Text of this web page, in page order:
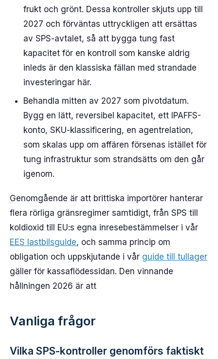
frukt och grönt. Dessa kontroller skjuts upp till
2027 och förväntas uttryckligen att ersättas
av SPS-avtalet, så att bygga tung fast
kapacitet för en kontroll som kanske aldrig
inleds är den klassiska fällan med strandade
investeringar här.
Behandla mitten av 2027 som pivotdatum.
Bygg en lätt, reversibel kapacitet, ett IPAFFS-
konto, SKU-klassificering, en agentrelation,
som skalas upp om affären försenas istället för
tung infrastruktur som strandsätts om den går
igenom.
Genomgående är att brittiska importörer hanterar
flera rörliga gränsregimer samtidigt, från SPS till
koldioxid till EU:s egna inresebestämmelser i vår
EES lastbilsguide, och samma princip om
obligation och uppskjutande i vår guide till tullager
gäller för kassaflödessidan. Den vinnande
hållningen 2026 är att
Vanliga frågor
Vilka SPS-kontroller genomförs faktiskt